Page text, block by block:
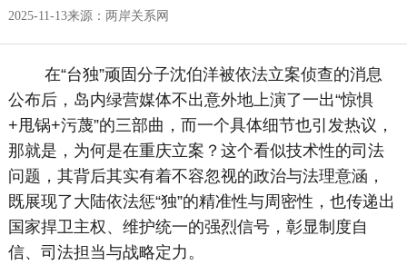
2025-11-13来源：两岸关系网
在“台独”顽固分子沈伯洋被依法立案侦查的消息
公布后，岛内绿营媒体不出意外地上演了一出“惊惧
+甩锅+污蔑”的三部曲，而一个具体细节也引发热议，
那就是，为何是在重庆立案？这个看似技术性的司法
问题，其背后其实有着不容忽视的政治与法理意涵，
既展现了大陆依法惩“独”的精准性与周密性，也传递出
国家捍卫主权、维护统一的强烈信号，彰显制度自
信、司法担当与战略定力。